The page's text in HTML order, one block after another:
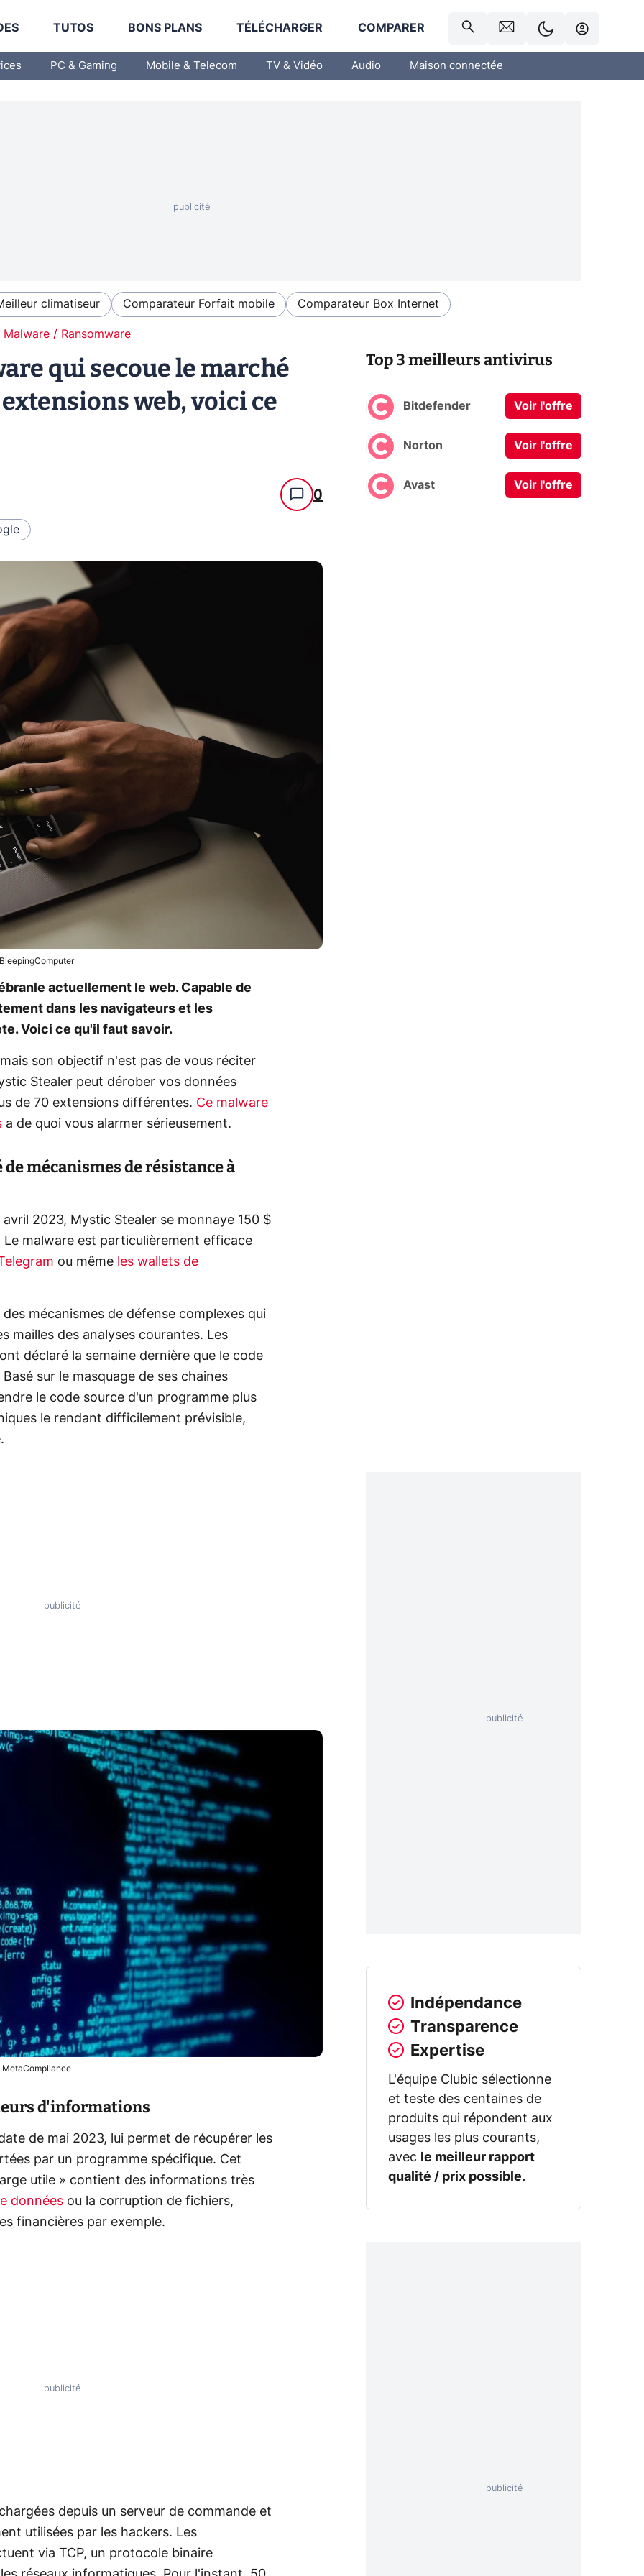
TUTOS BONS PLANS TÉLÉCHARGER COMPARER
PC & Gaming Mobile & Telecom TV & Vidéo Audio Maison connectée
climatiseur Comparateur Forfait mobile Comparateur Box Internet
Malware / Ransomware
qui secoue le marché
web, voici ce
0
actuellement le web. Capable de
dans les navigateurs et les
Voici ce qu'il faut savoir.
son objectif n'est pas de vous réciter
Stealer peut dérober vos données
de 70 extensions différentes. Ce malware
a de quoi vous alarmer sérieusement.
mécanismes de résistance à
2023, Mystic Stealer se monnaye 150 $
malware est particulièrement efficace
ou même les wallets de
mécanismes de défense complexes qui
mailles des analyses courantes. Les
déclaré la semaine dernière que le code
sur le masquage de ses chaines
le code source d'un programme plus
le rendant difficilement prévisible,
d'informations
de mai 2023, lui permet de récupérer les
par un programme spécifique. Cet
utile » contient des informations très
données ou la corruption de fichiers,
financières par exemple.
depuis un serveur de commande et
utilisées par les hackers. Les
via TCP, un protocole binaire
Top 3 meilleurs antivirus
Bitdefender Voir l'offre
Norton Voir l'offre
Avast Voir l'offre
Indépendance
Transparence
Expertise
L'équipe Clubic sélectionne
et teste des centaines de
produits qui répondent aux
usages les plus courants,
avec
le meilleur rapport
qualité / prix possible.